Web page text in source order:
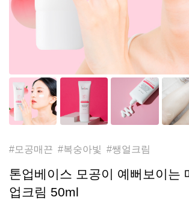
#모공매끈 #복숭아빛 #쌩얼크림
톤업베이스 모공이 예뻐보이는
업크림 50ml